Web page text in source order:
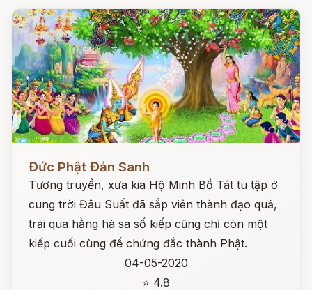
Đức Phật Đản Sanh
Tương truyền, xưa kia Hộ Minh Bồ Tát tu tập ở
cung trời Đâu Suất đã sắp viên thành đạo quả,
trải qua hằng hà sa số kiếp cũng chỉ còn một
kiếp cuối cùng để chứng đắc thành Phật.
04-05-2020
⭐ 4.8